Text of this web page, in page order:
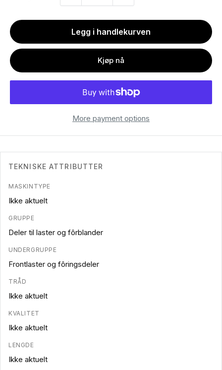
Legg i handlekurven
Kjøp nå
More payment options
TEKNISKE ATTRIBUTTER
MASKINTYPE
Ikke aktuelt
GRUPPE
Deler til laster og fôrblander
UNDERGRUPPE
Frontlaster og fôringsdeler
TRÅD
Ikke aktuelt
KVALITET
Ikke aktuelt
LENGDE
Ikke aktuelt